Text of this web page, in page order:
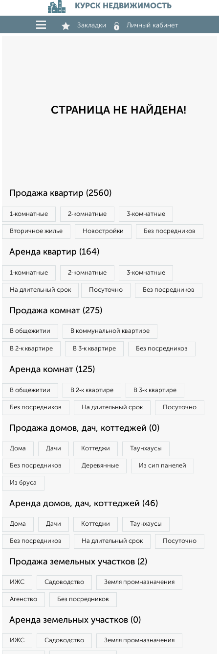
КУРСК НЕДВИЖИМОСТЬ
Закладки Личный кабинет
СТРАНИЦА НЕ НАЙДЕНА!
Продажа квартир (2560)
1‑комнатные 2‑комнатные 3‑комнатные
Вторичное жилье Новостройки Без посредников
Аренда квартир (164)
1‑комнатные 2‑комнатные 3‑комнатные
На длительный срок Посуточно Без посредников
Продажа комнат (275)
В общежитии В коммунальной квартире
В 2‑к квартире В 3‑к квартире Без посредников
Аренда комнат (125)
В общежитии В 2‑к квартире В 3‑к квартире
Без посредников На длительный срок Посуточно
Продажа домов, дач, коттеджей (0)
Дома Дачи Коттеджи Таунхаусы
Без посредников Деревянные Из сип панелей
Из бруса
Аренда домов, дач, коттеджей (46)
Дома Дачи Коттеджи Таунхаусы
Без посредников На длительный срок Посуточно
Продажа земельных участков (2)
ИЖС Садоводство Земля промназначения
Агенство Без посредников
Аренда земельных участков (0)
ИЖС Садоводство Земля промназначения